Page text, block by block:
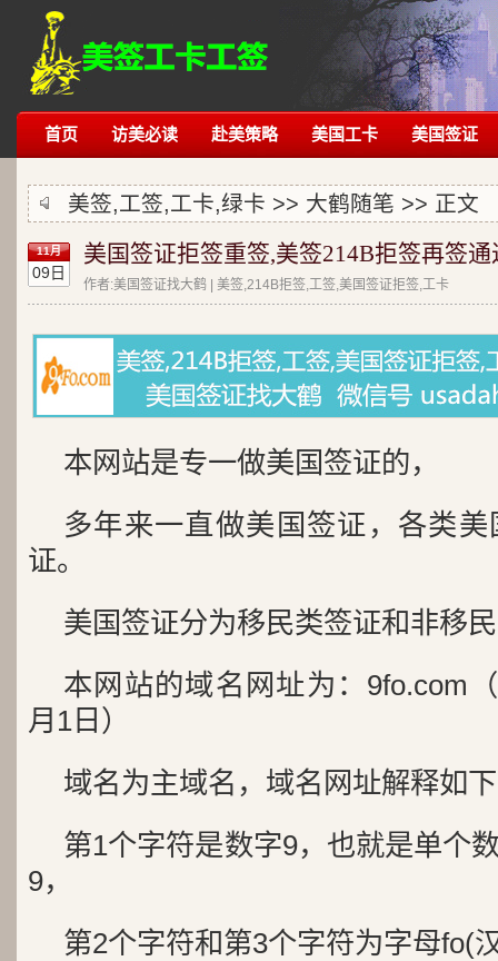
首页 访美必读 赴美策略 美国工卡 美国签证
美签,工签,工卡,绿卡 >> 大鹤随笔 >> 正文
11月
09日
美国签证拒签重签,美签214B拒签再签通
作者:美国签证找大鹤 | 美签,214B拒签,工签,美国签证拒签,工卡
本网站是专一做美国签证的，
多年来一直做美国签证，各类
证。
美国签证分为移民类签证和非移
本网站的域名网址为：9fo.com
月1日）
域名为主域名，域名网址解释如
第1个字符是数字9，也就是单个
9，
第2个字符和第3个字符为字母fo(